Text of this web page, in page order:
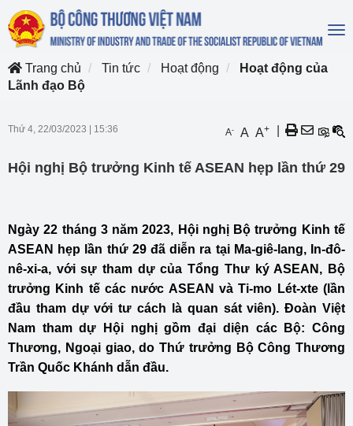
Trang chủ
Tin tức Hoạt động
Hoạt động của
Lãnh đạo Bộ
Thứ 4, 22/03/2023 15:36 A- A A+
Hội nghị Bộ trưởng Kinh tế ASEAN hẹp lần thứ 29
Ngày 22 tháng 3 năm 2023, Hội nghị Bộ trưởng Kinh tế
ASEAN hẹp lần thứ 29 đã diễn ra tại Ma-giê-lang, In-đô-
nê-xi-a, với sự tham dự của Tổng Thư ký ASEAN, Bộ
trưởng Kinh tế các nước ASEAN và Ti-mo Lét-xte (lần
đầu tham dự với tư cách là quan sát viên). Đoàn Việt
Nam tham dự Hội nghị gồm đại diện các Bộ: Công
Thương, Ngoại giao, do Thứ trưởng Bộ Công Thương
Trần Quốc Khánh dẫn đầu.